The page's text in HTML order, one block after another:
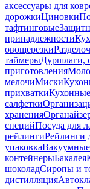
аксессуары для
дорожкиЦиновки
тафтинговые
принадлежности
овощерезки
таймерыДуршлаги,
приготовления
мелочиМиски
прихватки
салфетки
хранения
специйПосуда для
рейлингиРейлинги
упаковка
контейнерыБакалея
шоколадСиропы и
дистилляция